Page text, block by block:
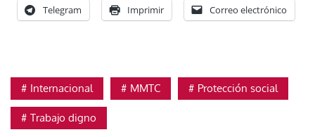
Telegram Imprimir Correo electrónico
Internacional MMTC Protección social
Trabajo digno